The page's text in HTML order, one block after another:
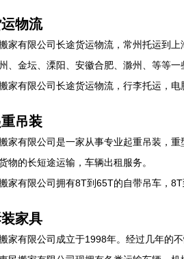
物流
家有限公司长途货运物流，常州托运到
、金坛、溧阳、安徽合肥、滁州、等等一
家有限公司长途货运物流，行李托运，电
吊装
家有限公司是一家从事专业起重吊装，
物的长短途运输，车辆出租服务。
家有限公司拥有8T到65T的自带吊车，
家具
家有限公司成立于1998年。经过几年的